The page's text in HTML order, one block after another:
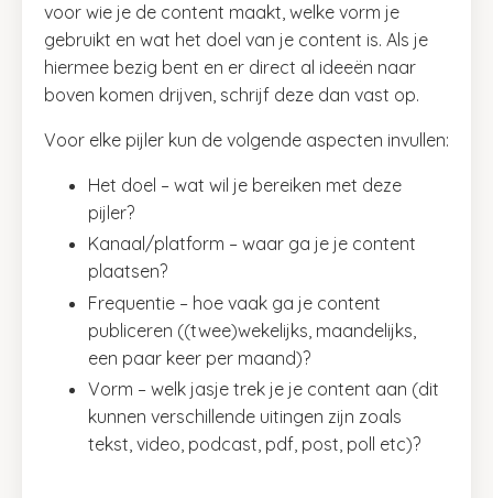
voor wie je de content maakt, welke vorm je
gebruikt en wat het doel van je content is. Als je
hiermee bezig bent en er direct al ideeën naar
boven komen drijven, schrijf deze dan vast op.
Voor elke pijler kun de volgende aspecten invullen:
Het doel – wat wil je bereiken met deze
pijler?
Kanaal/platform – waar ga je je content
plaatsen?
Frequentie – hoe vaak ga je content
publiceren ((twee)wekelijks, maandelijks,
een paar keer per maand)?
Vorm – welk jasje trek je je content aan (dit
kunnen verschillende uitingen zijn zoals
tekst, video, podcast, pdf, post, poll etc)?